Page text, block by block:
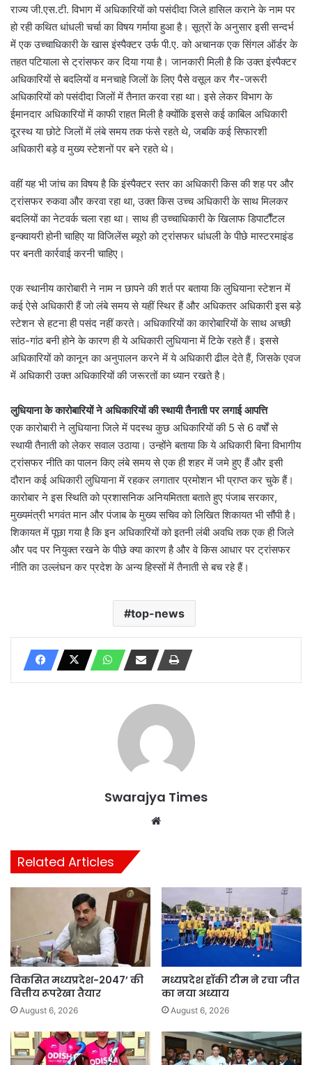
राज्य जी.एस.टी. विभाग में अधिकारियों को पसंदीदा जिले हासिल कराने के नाम पर
हो रही कथित धांधली चर्चा का विषय गर्माया हुआ है। सूत्रों के अनुसार इसी सन्दर्भ
में एक उच्चाधिकारी के खास इंस्पैक्टर उर्फ पी.ए. को अचानक एक सिंगल ऑर्डर के
तहत पटियाला से ट्रांसफर कर दिया गया है। जानकारी मिली है कि उक्त इंस्पैक्टर
अधिकारियों से बदलियों व मनचाहे जिलों के लिए पैसे वसूल कर गैर-जरूरी
अधिकारियों को पसंदीदा जिलों में तैनात करवा रहा था। इसे लेकर विभाग के
ईमानदार अधिकारियों में काफी राहत मिली है क्योंकि इससे कई काबिल अधिकारी
दूरस्थ या छोटे जिलों में लंबे समय तक फंसे रहते थे, जबकि कई सिफारशी
अधिकारी बड़े व मुख्य स्टेशनों पर बने रहते थे।
वहीं यह भी जांच का विषय है कि इंस्पैक्टर स्तर का अधिकारी किस की शह पर और
ट्रांसफर रुकवा और करवा रहा था, उक्त किस उच्च अधिकारी के साथ मिलकर
बदलियों का नेटवर्क चला रहा था। साथ ही उच्चाधिकारी के खिलाफ डिपार्टौंटल
इन्क्वायरी होनी चाहिए या विजिलेंस ब्यूरो को ट्रांसफर धांधली के पीछे मास्टरमाइंड
पर बनती कार्रवाई करनी चाहिए।
एक स्थानीय कारोबारी ने नाम न छापने की शर्त पर बताया कि लुधियाना स्टेशन में
कई ऐसे अधिकारी हैं जो लंबे समय से यहीं स्थिर हैं और अधिकतर अधिकारी इस बड़े
स्टेशन से हटना ही पसंद नहीं करते। अधिकारियों का कारोबारियों के साथ अच्छी
सांठ-गांठ बनी होने के कारण ही ये अधिकारी लुधियाना में टिके रहते हैं। इससे
अधिकारियों को कानून का अनुपालन करने में ये अधिकारी ढील देते हैं, जिसके एवज
में अधिकारी उक्त अधिकारियों की जरूरतों का ध्यान रखते है।
लुधियाना के कारोबारियों ने अधिकारियों की स्थायी तैनाती पर लगाई आपत्ति
एक कारोबारी ने लुधियाना जिले में पदस्थ कुछ अधिकारियों की 5 से 6 वर्षों से
स्थायी तैनाती को लेकर सवाल उठाया। उन्होंने बताया कि ये अधिकारी बिना विभागीय
ट्रांसफर नीति का पालन किए लंबे समय से एक ही शहर में जमे हुए हैं और इसी
दौरान कई अधिकारी लुधियाना में रहकर लगातार प्रमोशन भी प्राप्त कर चुके हैं।
कारोबार ने इस स्थिति को प्रशासनिक अनियमितता बताते हुए पंजाब सरकार,
मुख्यमंत्री भगवंत मान और पंजाब के मुख्य सचिव को लिखित शिकायत भी सौंपी है।
शिकायत में पूछा गया है कि इन अधिकारियों को इतनी लंबी अवधि तक एक ही जिले
और पद पर नियुक्त रखने के पीछे क्या कारण है और वे किस आधार पर ट्रांसफर
नीति का उल्लंघन कर प्रदेश के अन्य हिस्सों में तैनाती से बच रहे हैं।
top-news
Swarajya Times
Related Articles
विकसित मध्यप्रदेश-2047’ की
वित्तीय रूपरेखा तैयार
August 6, 2026
मध्यप्रदेश हॉकी टीम ने रचा जीत
का नया अध्याय
August 6, 2026